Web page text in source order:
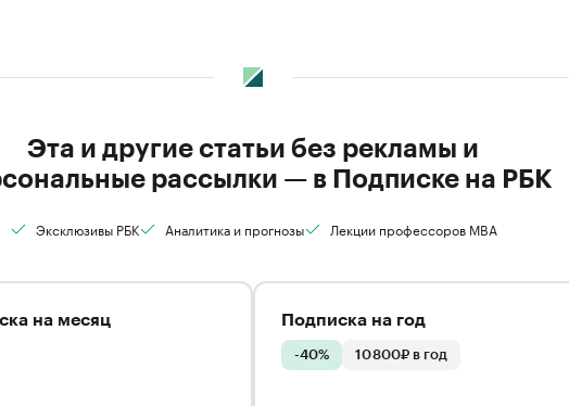
Эта и другие статьи без рекламы и
рассылки — в Подписке на РБК
Эксклюзивы РБК Аналитика и прогнозы Лекции профессоров MBA
на месяц Подписка на год
-40% 10 800₽ в год